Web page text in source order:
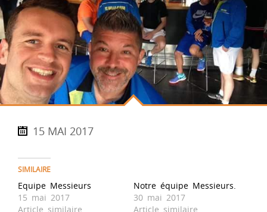
15 MAI 2017
SIMILAIRE
Equipe Messieurs
15 mai 2017
Article similaire
Notre équipe Messieurs.
30 mai 2017
Article similaire